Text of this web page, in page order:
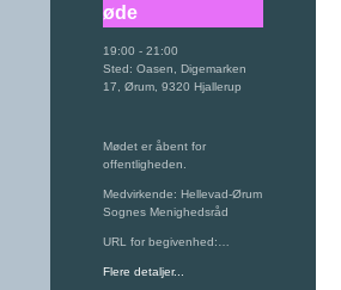
øde
19:00 - 21:00
Sted: Oasen, Digemarken
17, Ørum, 9320 Hjallerup
Mødet er åbent for
offentligheden.
Medvirkende: Hellevad-Ørum
Sognes Menighedsråd
URL for begivenhed:…
Flere detaljer...